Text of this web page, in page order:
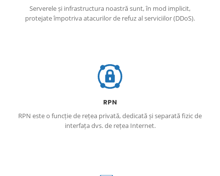
Serverele și infrastructura noastră sunt, în mod implicit,
protejate împotriva atacurilor de refuz al serviciilor (DDoS).
RPN
RPN este o funcție de rețea privată, dedicată și separată fizic de
interfața dvs. de rețea Internet.